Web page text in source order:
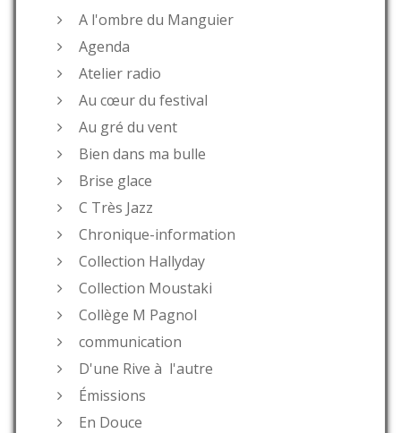
A l'ombre du Manguier
Agenda
Atelier radio
Au cœur du festival
Au gré du vent
Bien dans ma bulle
Brise glace
C Très Jazz
Chronique-information
Collection Hallyday
Collection Moustaki
Collège M Pagnol
communication
D'une Rive à l'autre
Émissions
En Douce